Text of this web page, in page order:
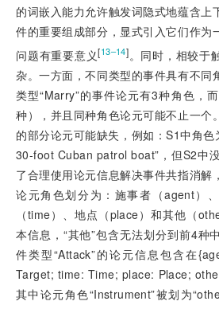
的词嵌入能力允许触发词隐式地蕴含上
件的重要组成部分，显式引入它们作为
问题有重要意义[13–14]。同时，相较于
杂。一方面，不同类型的事件具有不同
类型“Marry”的事件论元有3种角色，
种），并且同种角色论元可能不止一个
的部分论元可能缺失，例如：S1中角色
30-foot Cuban patrol boat”，但S2中
了合理使用论元信息解决事件共指消解
论元角色划分为：施事者（agent）
（time）、地点（place）和其他（
本信息，“其他”包含无法划分到前4种
件类型“Attack”的论元信息包含在
Target; time: Time; place: Place;
其中论元角色“Instrument”被划为